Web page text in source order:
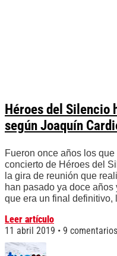
Héroes del Silencio
según Joaquín
Fueron once años los
concierto de Héroes del
la gira de reunión que
han pasado ya doce
que era un final definitivo,
Leer artículo
11 abril 2019
9 comentarios